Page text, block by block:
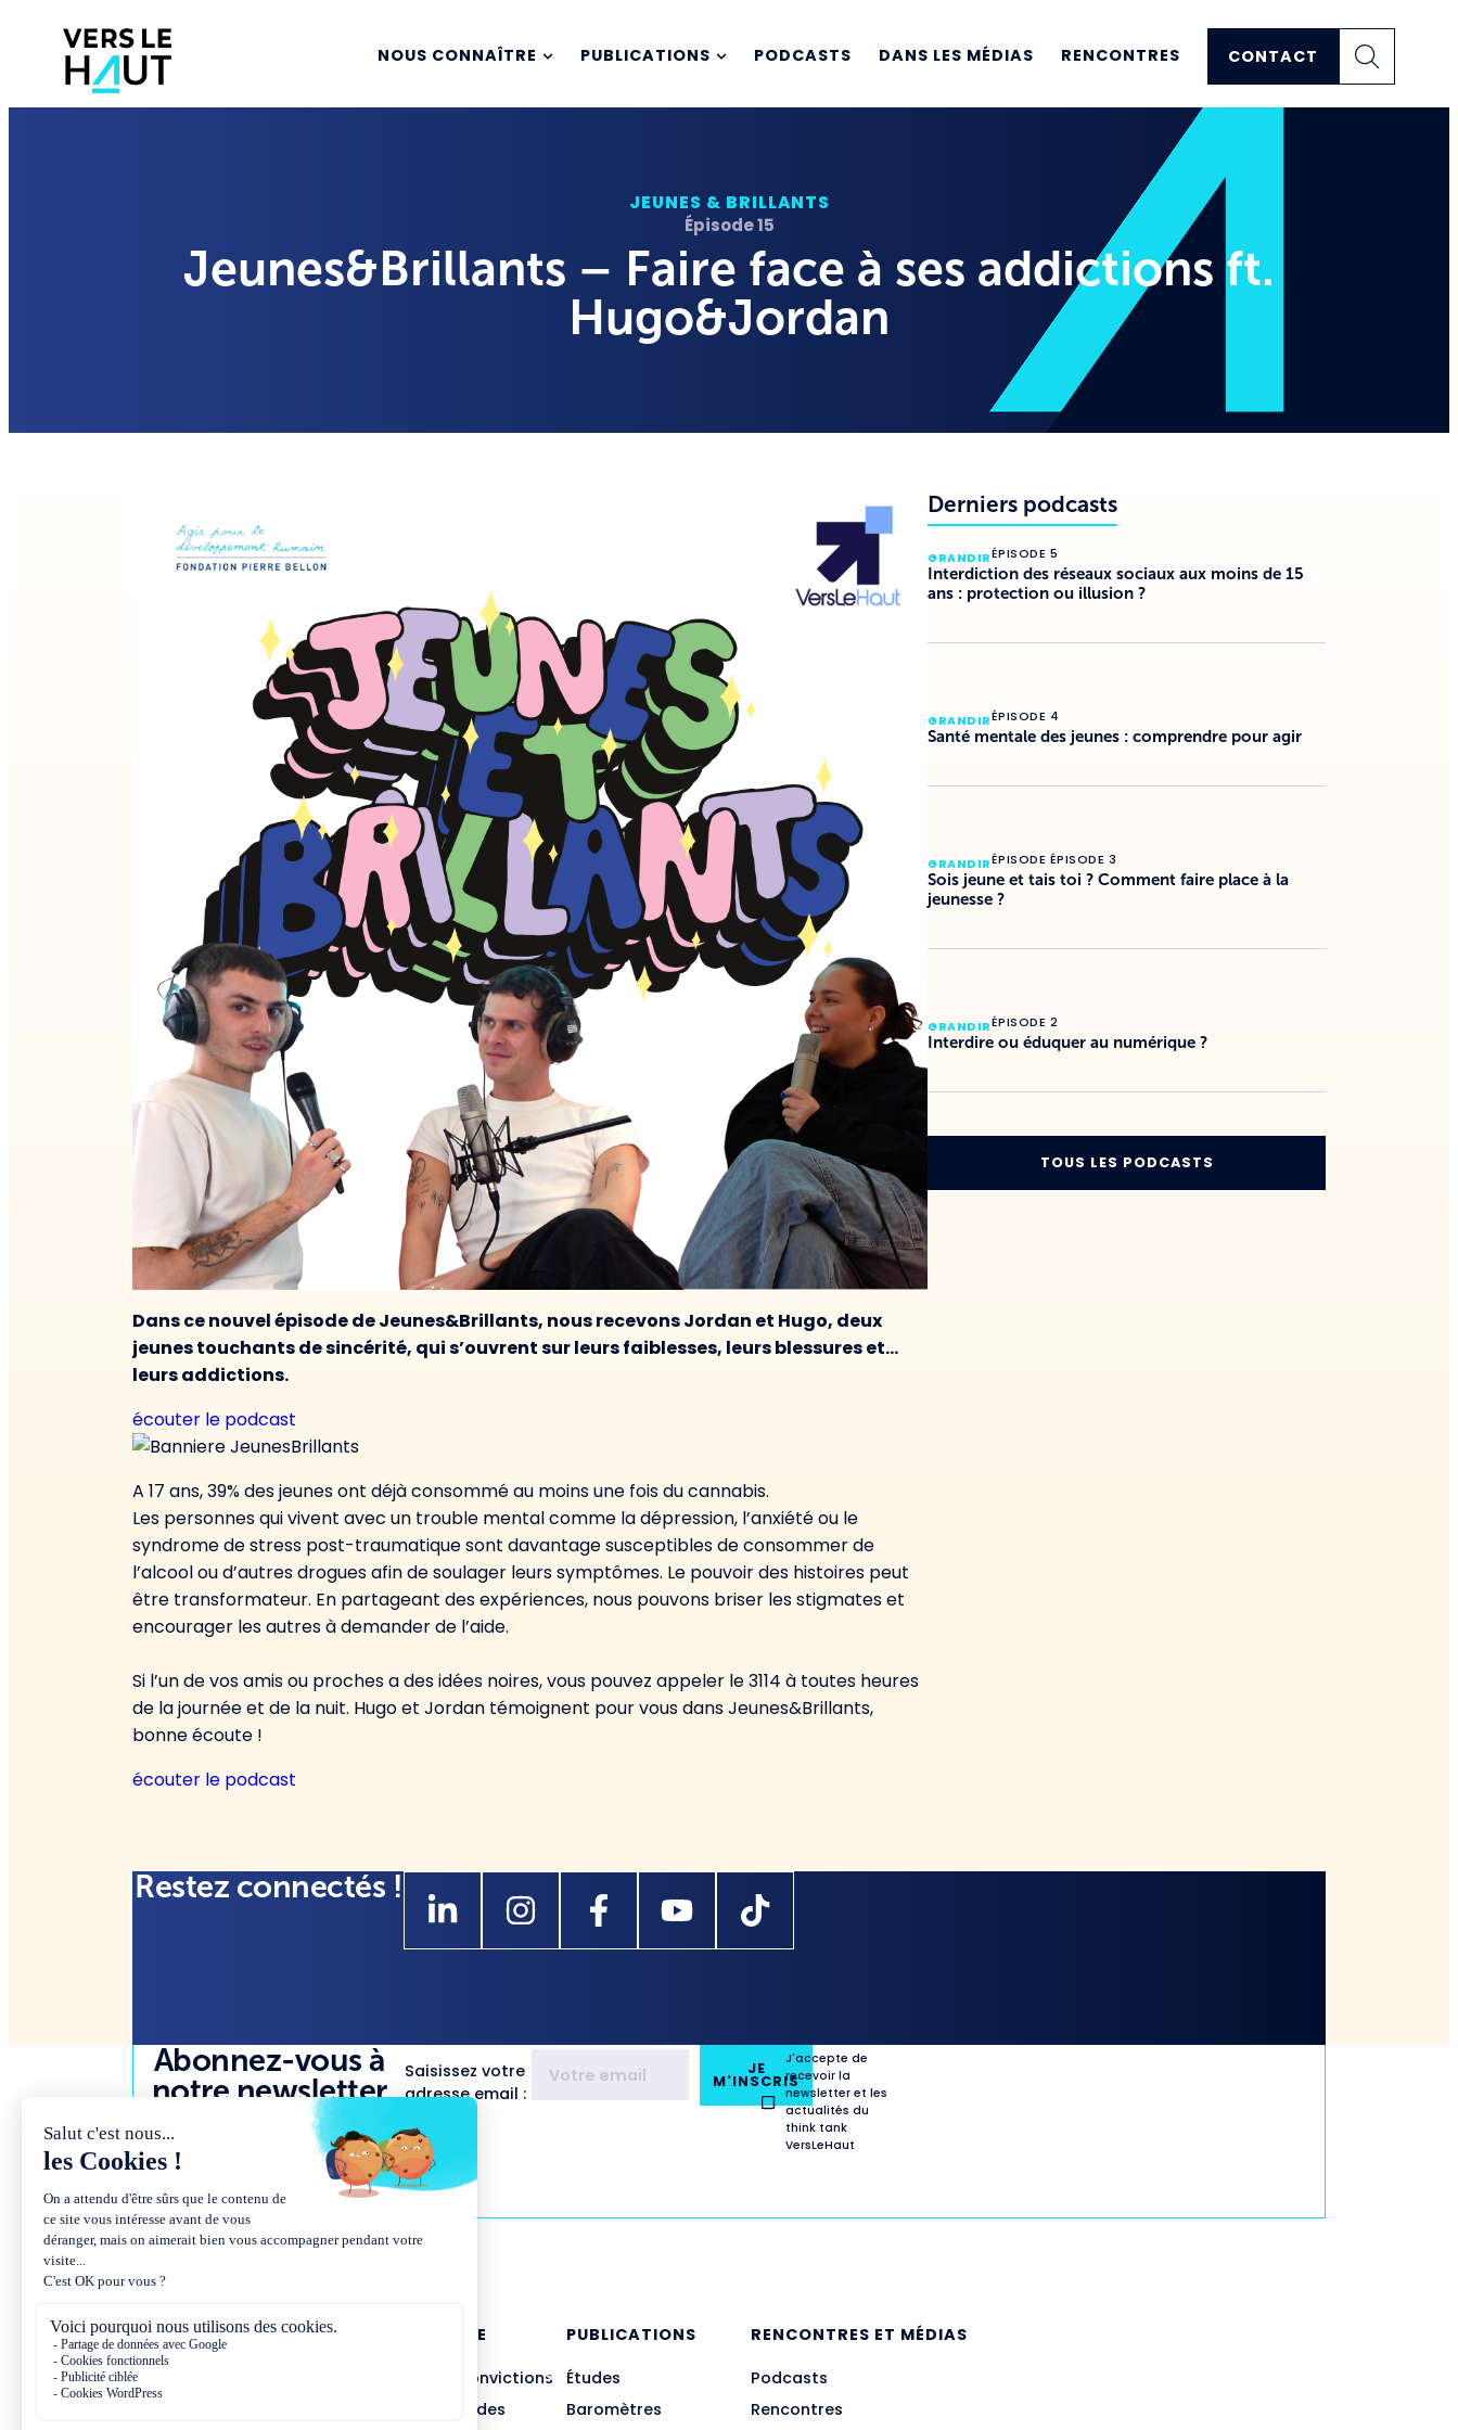
NOUS CONNAÎTRE PUBLICATIONS PODCASTS DANS LES MÉDIAS RENCONTRES CONTACT
JEUNES & BRILLANTS
Épisode 15
Jeunes&Brillants – Faire face à ses addictions ft.
Hugo&Jordan
Dans ce nouvel épisode de Jeunes&Brillants, nous recevons Jordan et Hugo, deux
jeunes touchants de sincérité, qui s’ouvrent sur leurs faiblesses, leurs blessures et…
leurs addictions.
écouter le podcast
A 17 ans, 39% des jeunes ont déjà consommé au moins une fois du cannabis.
Les personnes qui vivent avec un trouble mental comme la dépression, l’anxiété ou le
syndrome de stress post-traumatique sont davantage susceptibles de consommer de
l’alcool ou d’autres drogues afin de soulager leurs symptômes. Le pouvoir des histoires peut
être transformateur. En partageant des expériences, nous pouvons briser les stigmates et
encourager les autres à demander de l’aide.
Si l’un de vos amis ou proches a des idées noires, vous pouvez appeler le 3114 à toutes heures
de la journée et de la nuit. Hugo et Jordan témoignent pour vous dans Jeunes&Brillants,
bonne écoute !
écouter le podcast
Derniers podcasts
GRANDIRÉPISODE 5
Interdiction des réseaux sociaux aux moins de 15
ans : protection ou illusion ?
GRANDIRÉPISODE 4
Santé mentale des jeunes : comprendre pour agir
GRANDIRÉPISODE ÉPISODE 3
Sois jeune et tais toi ? Comment faire place à la
jeunesse ?
GRANDIRÉPISODE 2
Interdire ou éduquer au numérique ?
TOUS LES PODCASTS
Restez connectés !
Abonnez-vous à
notre newsletter
Saisissez votre
adresse email :
JE
M'INSCRIS
J'accepte de
recevoir la
newsletter et les
actualités du
think tank
VersLeHaut
NOUS CONNAÎTRE
Présentation et convictions
Missions et méthodes
PUBLICATIONS
Études
Baromètres
RENCONTRES ET MÉDIAS
Podcasts
Rencontres